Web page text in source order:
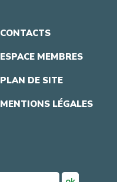
CONTACTS
ESPACE MEMBRES
PLAN DE SITE
MENTIONS LÉGALES